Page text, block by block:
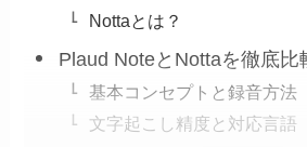
Nottaとは？
Plaud NoteとNottaを徹底比
基本コンセプトと録音方法
文字起こし精度と対応言語